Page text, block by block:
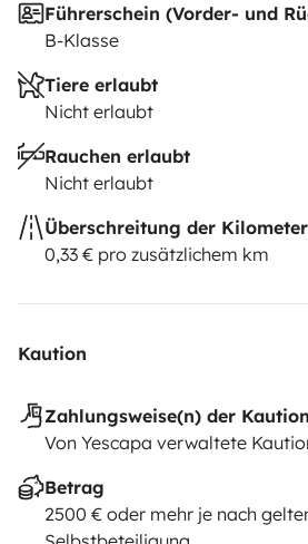
Führerschein (Vorder- und
B-Klasse
Tiere erlaubt
Nicht erlaubt
Rauchen erlaubt
Nicht erlaubt
Überschreitung der
0,33 € pro zusätzlichem km
Kaution
Zahlungsweise(n) der Kaution
Von Yescapa verwaltete
Betrag
2500 € oder mehr je nach